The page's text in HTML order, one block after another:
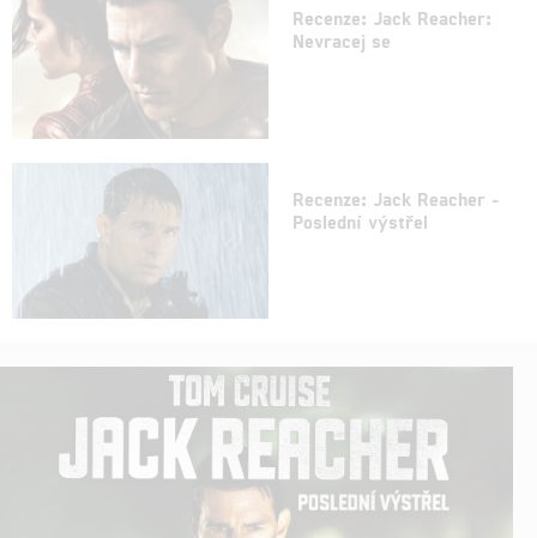
Recenze: Jack Reacher:
Nevracej se
Recenze: Jack Reacher -
Poslední výstřel